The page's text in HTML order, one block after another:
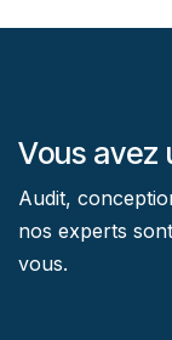
Vous avez
Audit,
nos experts
vous.